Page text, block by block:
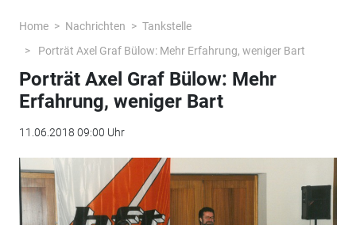
Home Nachrichten
Tankstelle
Porträt Axel Graf Bülow: Mehr Erfahrung, weniger Bart
Porträt Axel Graf Bülow: Mehr
Erfahrung, weniger Bart
11.06.2018 09:00 Uhr